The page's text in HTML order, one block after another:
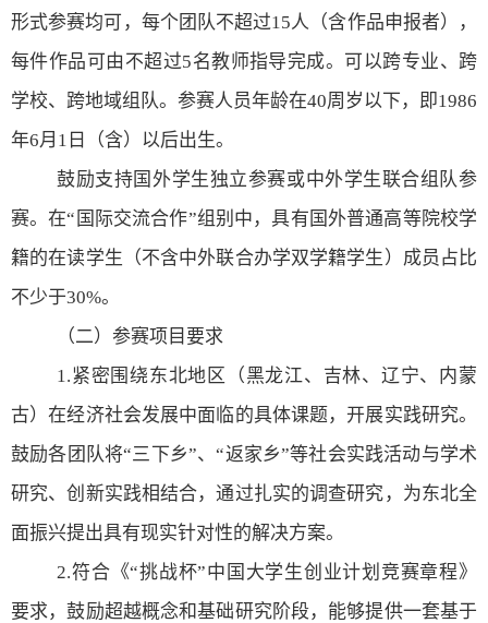
形式参赛均可，每个团队不超过15人（含作品申报者），
每件作品可由不超过5名教师指导完成。可以跨专业、跨
学校、跨地域组队。参赛人员年龄在40周岁以下，即1986
年6月 1 日（含）以后出生。
鼓励支持国外学生独立参赛或中外学生联合组队参
赛。在“国际交流合作”组别中，具有国外普通高等院校学
籍的在读学生（不含中外联合办学双学籍学生）成员占比
不少于30%。
（二）参赛项目要求
1. 紧密围绕东北地区（黑龙江、吉林、辽宁、内蒙
古）在经济社会发展中面临的具体课题，开展实践研究。
鼓励各团队将“三下乡”、“返家乡”等社会实践活动与学术
研究、创新实践相结合，通过扎实的调查研究，为东北全
面振兴提出具有现实针对性的解决方案。
2.符合《“挑战杯”中国大学生创业计划竞赛章程》
要求，鼓励超越概念和基础研究阶段，能够提供一套基于